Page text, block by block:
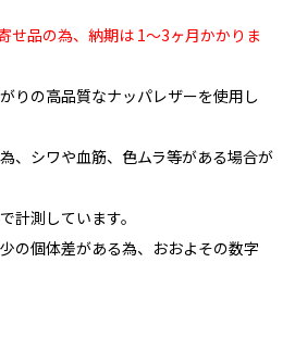
せ品の為、納期は 1〜3ヶ月かかりま
りの高品質なナッパレザーを使用し
、シワや血筋、色ムラ等がある場合が
計測しています。
の個体差がある為、おおよその数字